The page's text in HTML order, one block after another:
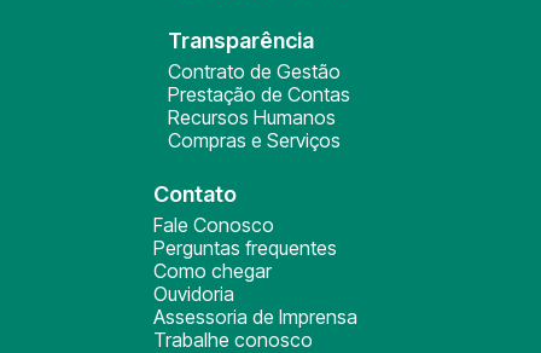
Transparência
Contrato de Gestão
Prestação de Contas
Recursos Humanos
Compras e Serviços
Contato
Fale Conosco
Perguntas frequentes
Como chegar
Ouvidoria
Assessoria de Imprensa
Trabalhe conosco